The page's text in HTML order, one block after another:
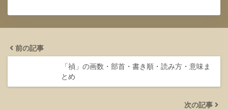
前の記事
「禎」の画数・部首・書き順・読み方・意味ま
とめ
次の記事